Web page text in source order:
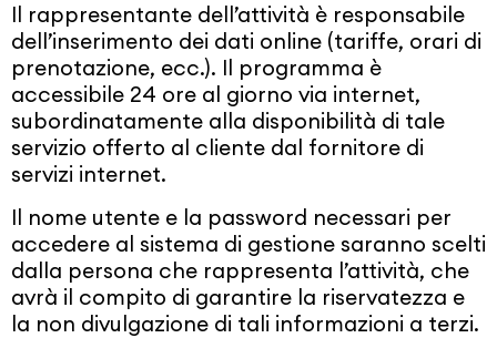
Il rappresentante dell’attività è responsabile
dell’inserimento dei dati online (tariffe, orari di
prenotazione, ecc.). Il programma è
accessibile 24 ore al giorno via internet,
subordinatamente alla disponibilità di tale
servizio offerto al cliente dal fornitore di
servizi internet.
Il nome utente e la password necessari per
accedere al sistema di gestione saranno scelti
dalla persona che rappresenta l’attività, che
avrà il compito di garantire la riservatezza e
la non divulgazione di tali informazioni a terzi.